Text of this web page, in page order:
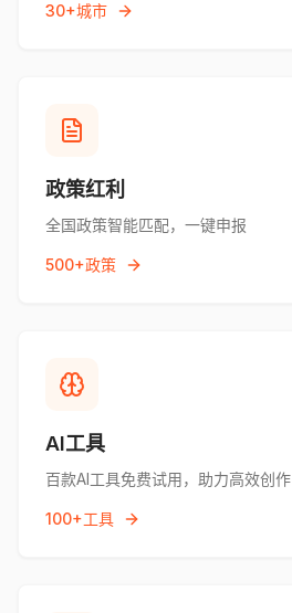
30+城市
政策红利
全国政策智能匹配，一键申报
500+政策
AI工具
百款AI工具免费试用，助力高效创作
100+工具